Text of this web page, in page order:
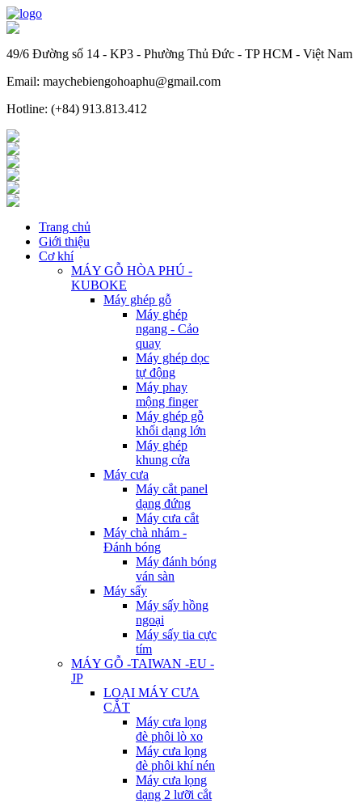
49/6 Đường số 14 - KP3 - Phường Thủ Đức - TP HCM - Việt Nam
Email: maychebiengohoaphu@gmail.com
Hotline: (+84) 913.813.412
Trang chủ
Giới thiệu
Cơ khí
MÁY GỖ HÒA PHÚ -
KUBOKE
Máy ghép gỗ
Máy ghép
ngang - Cảo
quay
Máy ghép dọc
tự động
Máy phay
mộng finger
Máy ghép gỗ
khối dạng lớn
Máy ghép
khung cửa
Máy cưa
Máy cắt panel
dạng đứng
Máy cưa cắt
Máy chà nhám -
Đánh bóng
Máy đánh bóng
ván sàn
Máy sấy
Máy sấy hồng
ngoại
Máy sấy tia cực
tím
MÁY GỖ -TAIWAN -EU -
JP
LOẠI MÁY CƯA
CẮT
Máy cưa lọng
đè phôi lò xo
Máy cưa lọng
đè phôi khí nén
Máy cưa lọng
dạng 2 lưỡi cắt